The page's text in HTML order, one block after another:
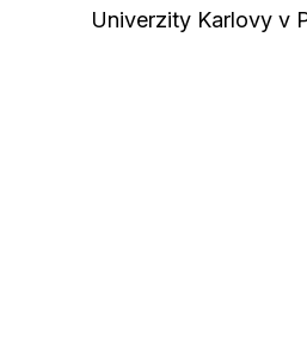
Univerzity Karlovy v